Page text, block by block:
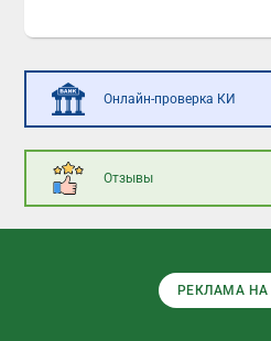
Онлайн-проверка КИ
Отзывы
РЕКЛАМА НА